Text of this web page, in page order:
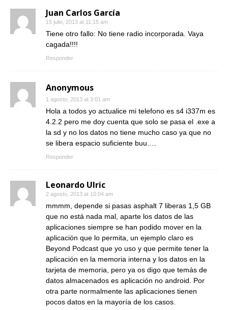
Juan Carlos García
15 julio, 2013 at 11:15 am
Tiene otro fallo: No tiene radio incorporada. Vaya
cagada!!!!
Responder
Anonymous
1 agosto, 2013 at 3:01 am
Hola a todos yo actualice mi telefono es s4 i337m es
4.2.2 pero me doy cuenta que solo se pasa el .exe a
la sd y no los datos no tiene mucho caso ya que no
se libera espacio suficiente buu….
Responder
Leonardo Ulric
2 agosto, 2013 at 10:04 am
mmmm, depende si pasas asphalt 7 liberas 1,5 GB
que no está nada mal, aparte los datos de las
aplicaciones siempre se han podido mover en la
aplicación que lo permita, un ejemplo claro es
Beyond Podcast que yo uso y que permite tener la
aplicación en la memoria interna y los datos en la
tarjeta de memoria, pero ya os digo que temás de
datos almacenados es aplicación no android. Por
otra parte normalmente las aplicaciones tienen
pocos datos en la mayoría de los casos.